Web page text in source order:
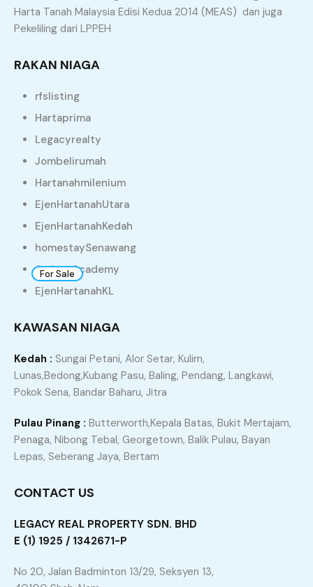
3 2 5371 sqft
For Sale
KULIM MK Heights Taman Desa Idaman
Kulim, Kedah, Malaysia
RM2,900,000
sqft
1 2
Agents
RIJAL FIKRI
Harta Tanah Malaysia Edisi Kedua 2014 (MEAS) dan juga
Pekeliling dari LPPEH
RAKAN NIAGA
rfslisting
Hartaprima
Legacyrealty
Jombelirumah
Hartanahmilenium
EjenHartanahUtara
EjenHartanahKedah
homestaySenawang
AydenaAcademy
EjenHartanahKL
KAWASAN NIAGA
Kedah : Sungai Petani, Alor Setar, Kulim,
Lunas,Bedong,Kubang Pasu, Baling, Pendang, Langkawi,
Pokok Sena, Bandar Baharu, Jitra
Pulau Pinang : Butterworth,Kepala Batas, Bukit Mertajam,
Penaga, Nibong Tebal, Georgetown, Balik Pulau, Bayan
Lepas, Seberang Jaya, Bertam
CONTACT US
LEGACY REAL PROPERTY SDN. BHD
E (1) 1925 / 1342671-P
No 20, Jalan Badminton 13/29, Seksyen 13,